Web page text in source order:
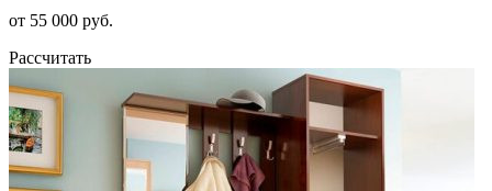
от 55 000 руб.
Рассчитать